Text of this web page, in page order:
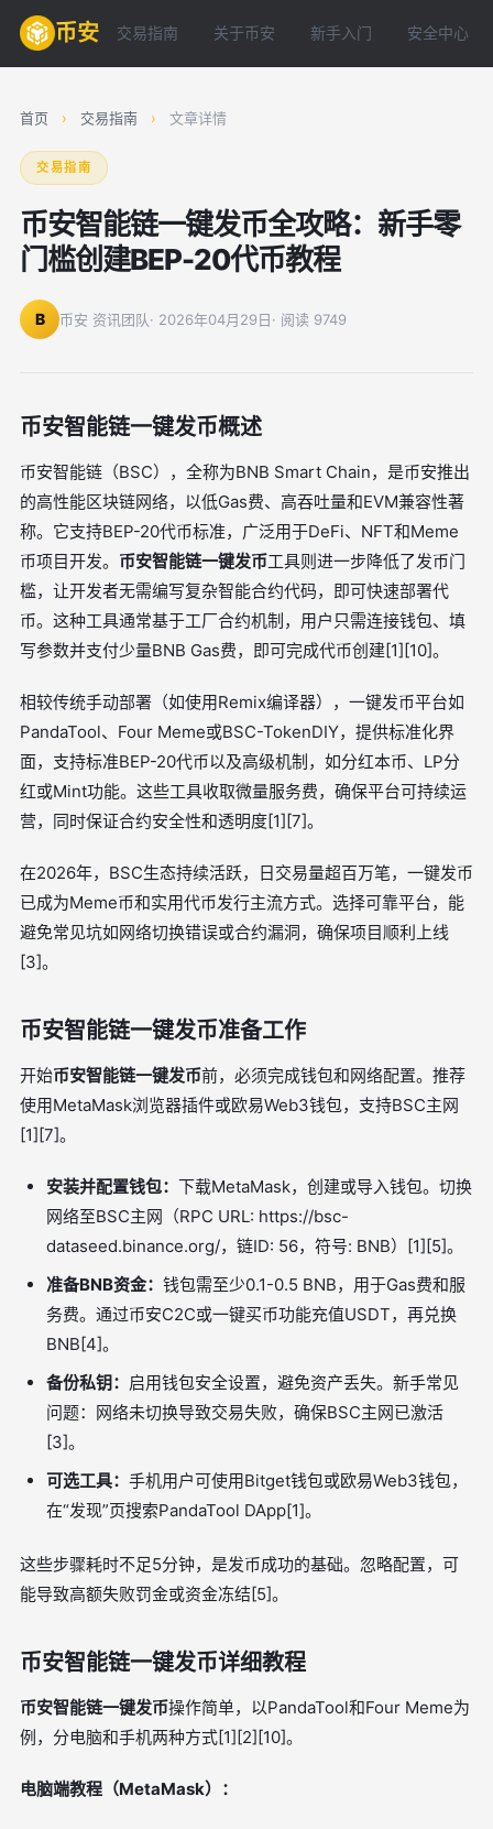
币安 交易指南 关于币安 新手入门 安全中心
首页 › 交易指南 › 文章详情
交易指南
币安智能链一键发币全攻略：新手零
门槛创建BEP-20代币教程
B 币安 资讯团队· 2026年04月29日· 阅读 9749
币安智能链一键发币概述
币安智能链（BSC），全称为BNB Smart Chain，是币安推出
的高性能区块链网络，以低Gas费、高吞吐量和EVM兼容性著
称。它支持BEP-20代币标准，广泛用于DeFi、NFT和Meme
币项目开发。 币安智能链一键发币工具则进一步降低了发币门
槛，让开发者无需编写复杂智能合约代码，即可快速部署代
币。这种工具通常基于工厂合约机制，用户只需连接钱包、填
写参数并支付少量BNB Gas费，即可完成代币创建[1][10]。
相较传统手动部署（如使用Remix编译器），一键发币平台如
PandaTool、Four Meme或BSC-TokenDIY，提供标准化界
面，支持标准BEP-20代币以及高级机制，如分红本币、LP分
红或Mint功能。这些工具收取微量服务费，确保平台可持续运
营，同时保证合约安全性和透明度[1][7]。
在2026年，BSC生态持续活跃，日交易量超百万笔，一键发币
已成为Meme币和实用代币发行主流方式。选择可靠平台，能
避免常见坑如网络切换错误或合约漏洞，确保项目顺利上线
[3]。
币安智能链一键发币准备工作
开始币安智能链一键发币前，必须完成钱包和网络配置。推荐
使用MetaMask浏览器插件或欧易Web3钱包，支持BSC主网
[1][7]。
安装并配置钱包： 下载MetaMask，创建或导入钱包。切换
网络至BSC主网（RPC URL: https://bsc-
dataseed.binance.org/，链ID: 56，符号: BNB）[1][5]。
准备BNB资金： 钱包需至少0.1-0.5 BNB，用于Gas费和服
务费。通过币安C2C或一键买币功能充值USDT，再兑换
BNB[4]。
备份私钥： 启用钱包安全设置，避免资产丢失。新手常见
问题：网络未切换导致交易失败，确保BSC主网已激活
[3]。
可选工具： 手机用户可使用Bitget钱包或欧易Web3钱包，
在“发现”页搜索PandaTool DApp[1]。
这些步骤耗时不足5分钟，是发币成功的基础。忽略配置，可
能导致高额失败罚金或资金冻结[5]。
币安智能链一键发币详细教程
币安智能链一键发币操作简单，以PandaTool和Four Meme为
例，分电脑和手机两种方式[1][2][10]。
电脑端教程（MetaMask）：